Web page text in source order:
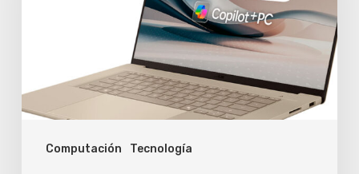
Computación Tecnología
de
laptops